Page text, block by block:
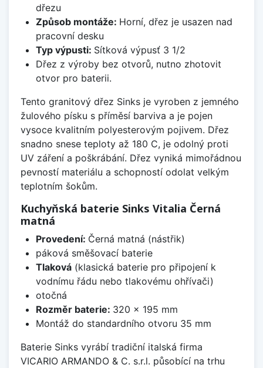
dřezu
Způsob montáže: Horní, dřez je usazen nad
pracovní desku
Typ výpusti: Sítková výpusť 3 1/2
Dřez z výroby bez otvorů, nutno zhotovit
otvor pro baterii.
Tento granitový dřez Sinks je vyroben z jemného
žulového písku s příměsí barviva a je pojen
vysoce kvalitním polyesterovým pojivem. Dřez
snadno snese teploty až 180 C, je odolný proti
UV záření a poškrábání. Dřez vyniká mimořádnou
pevností materiálu a schopností odolat velkým
teplotním šokům.
Kuchyňská baterie Sinks Vitalia Černá
matná
Provedení: Černá matná (nástřik)
páková směšovací baterie
Tlaková(klasická baterie pro připojení k
vodnímu řádu nebo tlakovému ohřívači)
otočná
Rozměr baterie: 320 x 195 mm
Montáž do standardního otvoru 35 mm
Baterie Sinks vyrábí tradiční italská firma
VICARIO ARMANDO & C. s.r.l. působící na trhu